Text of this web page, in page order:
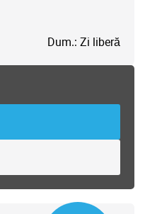
Dum.: Zi liberă